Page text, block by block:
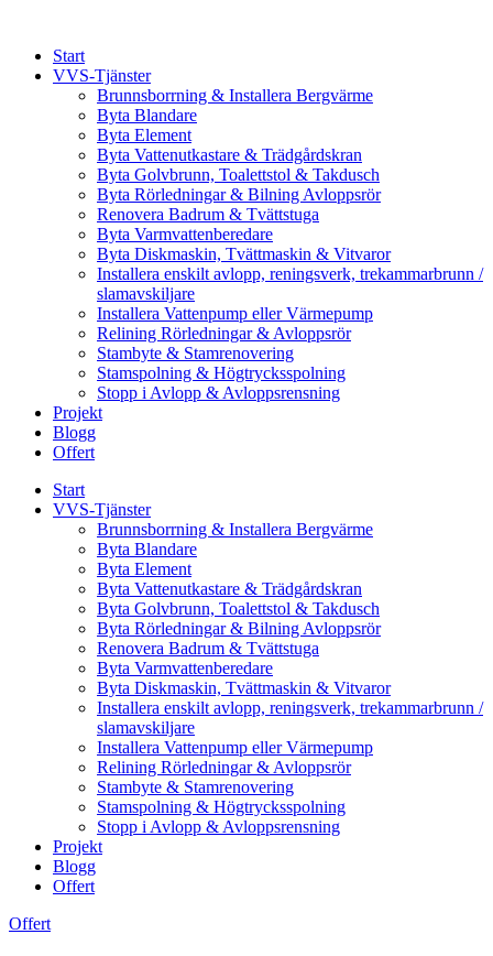
contentStart
VVS-Tjänster
Brunnsborrning & Installera Bergvärme
Byta Blandare
Byta Element
Byta Vattenutkastare & Trädgårdskran
Byta Golvbrunn, Toalettstol & Takdusch
Byta Rörledningar & Bilning Avloppsrör
Renovera Badrum & Tvättstuga
Byta Varmvattenberedare
Byta Diskmaskin, Tvättmaskin & Vitvaror
Installera enskilt avlopp, reningsverk, trekammarbrunn /
slamavskiljare
Installera Vattenpump eller Värmepump
Relining Rörledningar & Avloppsrör
Stambyte & Stamrenovering
Stamspolning & Högtrycksspolning
Stopp i Avlopp & Avloppsrensning
Projekt
Blogg
Offert
Start
VVS-Tjänster
Brunnsborrning & Installera Bergvärme
Byta Blandare
Byta Element
Byta Vattenutkastare & Trädgårdskran
Byta Golvbrunn, Toalettstol & Takdusch
Byta Rörledningar & Bilning Avloppsrör
Renovera Badrum & Tvättstuga
Byta Varmvattenberedare
Byta Diskmaskin, Tvättmaskin & Vitvaror
Installera enskilt avlopp, reningsverk, trekammarbrunn /
slamavskiljare
Installera Vattenpump eller Värmepump
Relining Rörledningar & Avloppsrör
Stambyte & Stamrenovering
Stamspolning & Högtrycksspolning
Stopp i Avlopp & Avloppsrensning
Projekt
Blogg
Offert
Offert